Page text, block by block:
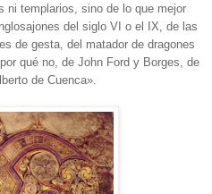
ni templarios, sino de lo que mejor
del siglo VI o el IX, de las
de gesta, del matador de dragones
qué no, de John Ford y Borges, de
de Cuenca».